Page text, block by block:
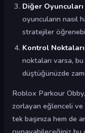
Diğer
oyuncuların nasıl
stratejiler
Kontrol
noktaları varsa,
düştüğünüzde
Roblox Parkour Obby,
zorlayan eğlenceli ve
tek başınıza hem de